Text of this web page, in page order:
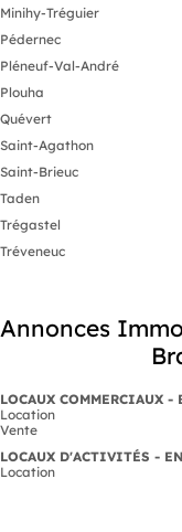
Minihy-Tréguier
Pédernec
Pléneuf-Val-André
Plouha
Quévert
Saint-Agathon
Saint-Brieuc
Taden
Trégastel
Tréveneuc
Annonces
LOCAUX COMMERCIAUX -
Location
Vente
LOCAUX D'ACTIVITÉS -
Location